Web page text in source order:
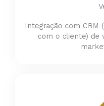
Integração com CRM
com o cliente) de